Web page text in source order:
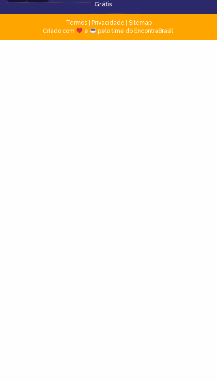
Grátis
Termos| Privacidade
Sitemap
Criado com
e pelo time do EncontraBrasil